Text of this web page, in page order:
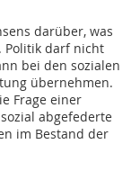
darüber, was
Politik darf nicht
bei den sozialen
übernehmen.
Frage einer
abgefederte
im Bestand der